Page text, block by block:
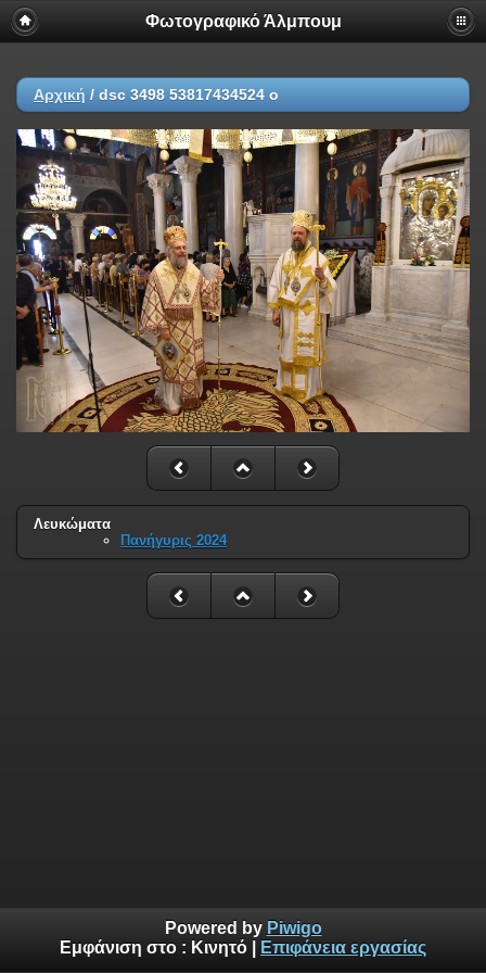
Φωτογραφικό Άλμπουμ
Αρχική / dsc 3498 53817434524 o
Λευκώματα
Πανήγυρις 2024
Powered by Piwigo
Εμφάνιση στο : Κινητό Επιφάνεια εργασίας